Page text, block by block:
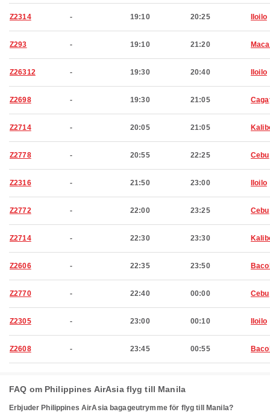
Z2314 - 19:10 20:25 Iloilo
Z293 - 19:10 21:20
Z26312 - 19:30 20:40 Iloilo
Z2698 - 19:30 21:05
Z2714 - 20:05 21:05
Z2778 - 20:55 22:25 Cebu
Z2316 - 21:50 23:00 Iloilo
Z2772 - 22:00 23:25 Cebu
Z2714 - 22:30 23:30
Z2606 - 22:35 23:50
Z2770 - 22:40 00:00 Cebu
Z2305 - 23:00 00:10 Iloilo
Z2608 - 23:45 00:55
FAQ om Philippines AirAsia flyg till Manila
Erbjuder Philippines AirAsia bagageutrymme för flyg till Manila?